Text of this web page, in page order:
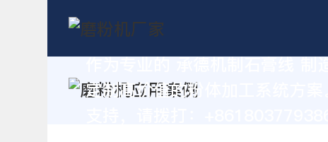
定制高价值的粉体加工系统方案